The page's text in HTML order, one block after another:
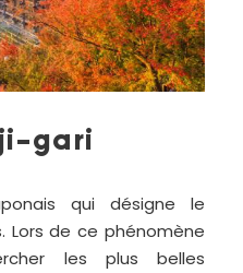
gari
qui désigne le
Lors de ce phénomène
les plus belles